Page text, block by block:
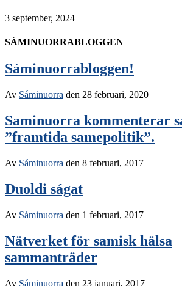
3 september, 2024
SÁMINUORRABLOGGEN
Sáminuorrabloggen!
Av Sáminuorra den 28 februari, 2020
Saminuorra kommenterar
”framtida samepolitik”.
Av Sáminuorra den 8 februari, 2017
Duoldi ságat
Av Sáminuorra den 1 februari, 2017
Nätverket för samisk hälsa
sammanträder
Av Sáminuorra den 23 januari, 2017